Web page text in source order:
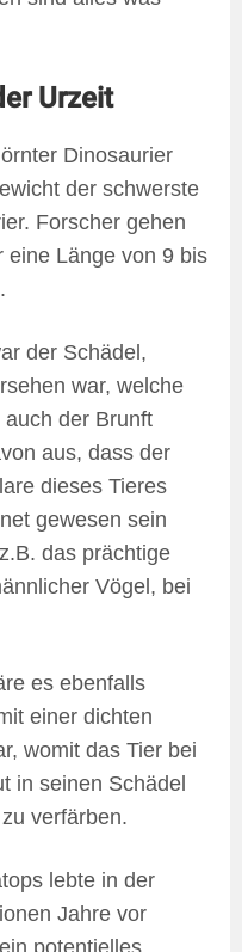
Urzeit
Dinosaurier
der schwerste
Forscher gehen
eine Länge von 9 bis
der Schädel,
war, welche
der Brunft
aus, dass der
dieses Tieres
gewesen sein
das prächtige
Vögel, bei
es ebenfalls
einer dichten
womit das Tier bei
in seinen Schädel
verfärben.
lebte in der
Jahre vor
potentielles